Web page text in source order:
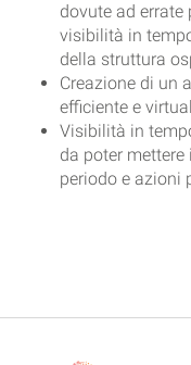
dovute ad
visibilità in
della struttura
Creazione di un
efficiente e
Visibilità in
da poter
periodo e azioni